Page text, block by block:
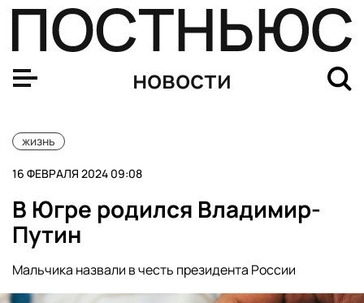
новости
жизнь
16 ФЕВРАЛЯ 2024 09:08
В Югре родился Владимир-
Путин
Мальчика назвали в честь президента России
Число пострадавших в Белгороде в результате